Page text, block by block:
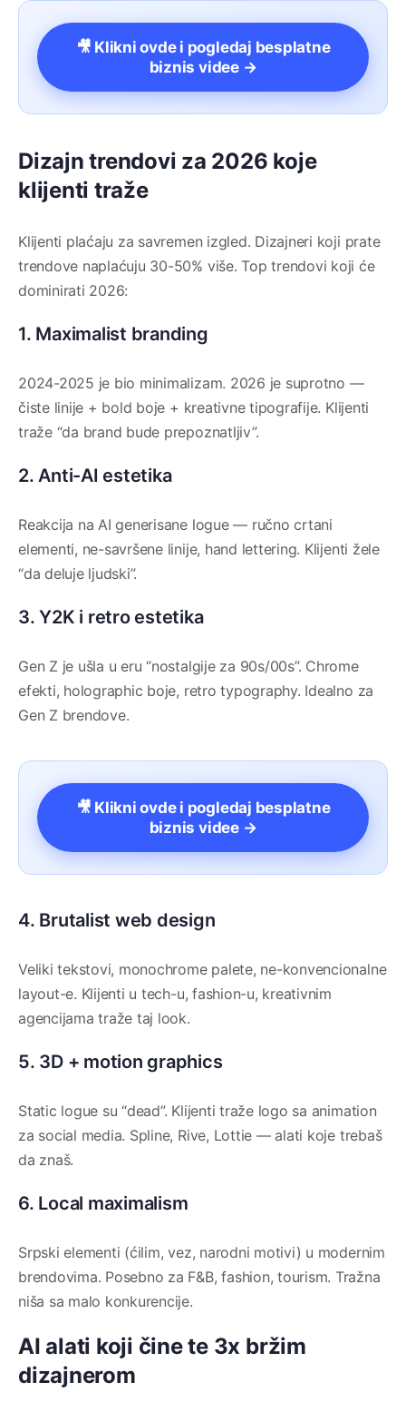
🎥 Klikni ovde i pogledaj besplatne
biznis videe →
Dizajn trendovi za 2026 koje
klijenti traže
Klijenti plaćaju za savremen izgled. Dizajneri koji prate
trendove naplaćuju 30-50% više. Top trendovi koji će
dominirati 2026:
1. Maximalist branding
2024-2025 je bio minimalizam. 2026 je suprotno —
čiste linije + bold boje + kreativne tipografije. Klijenti
traže “da brand bude prepoznatljiv”.
2. Anti-AI estetika
Reakcija na AI generisane logue — ručno crtani
elementi, ne-savršene linije, hand lettering. Klijenti žele
“da deluje ljudski”.
3. Y2K i retro estetika
Gen Z je ušla u eru “nostalgije za 90s/00s”. Chrome
efekti, holographic boje, retro typography. Idealno za
Gen Z brendove.
🎥 Klikni ovde i pogledaj besplatne
biznis videe →
4. Brutalist web design
Veliki tekstovi, monochrome palete, ne-konvencionalne
layout-e. Klijenti u tech-u, fashion-u, kreativnim
agencijama traže taj look.
5. 3D + motion graphics
Static logue su “dead”. Klijenti traže logo sa animation
za social media. Spline, Rive, Lottie — alati koje trebaš
da znaš.
6. Local maximalism
Srpski elementi (ćilim, vez, narodni motivi) u modernim
brendovima. Posebno za F&B, fashion, tourism. Tražna
niša sa malo konkurencije.
AI alati koji čine te 3x bržim
dizajnerom